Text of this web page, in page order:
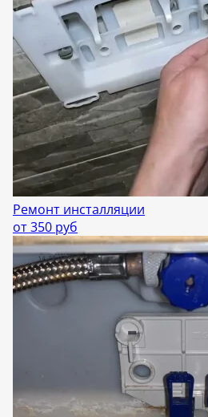
Ремонт инсталляции
от 350 руб